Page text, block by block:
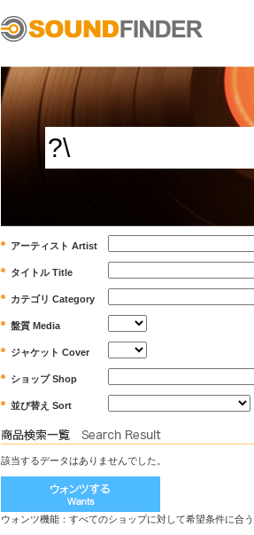
アーティスト Artist
タイトル Title
カテゴリ Category
盤質 Media
ジャケット Cover
ショップ Shop
並び替え Sort
該当するデータはありませんでした。
ウォンツ機能：すべてのショップに対して希望条件に合